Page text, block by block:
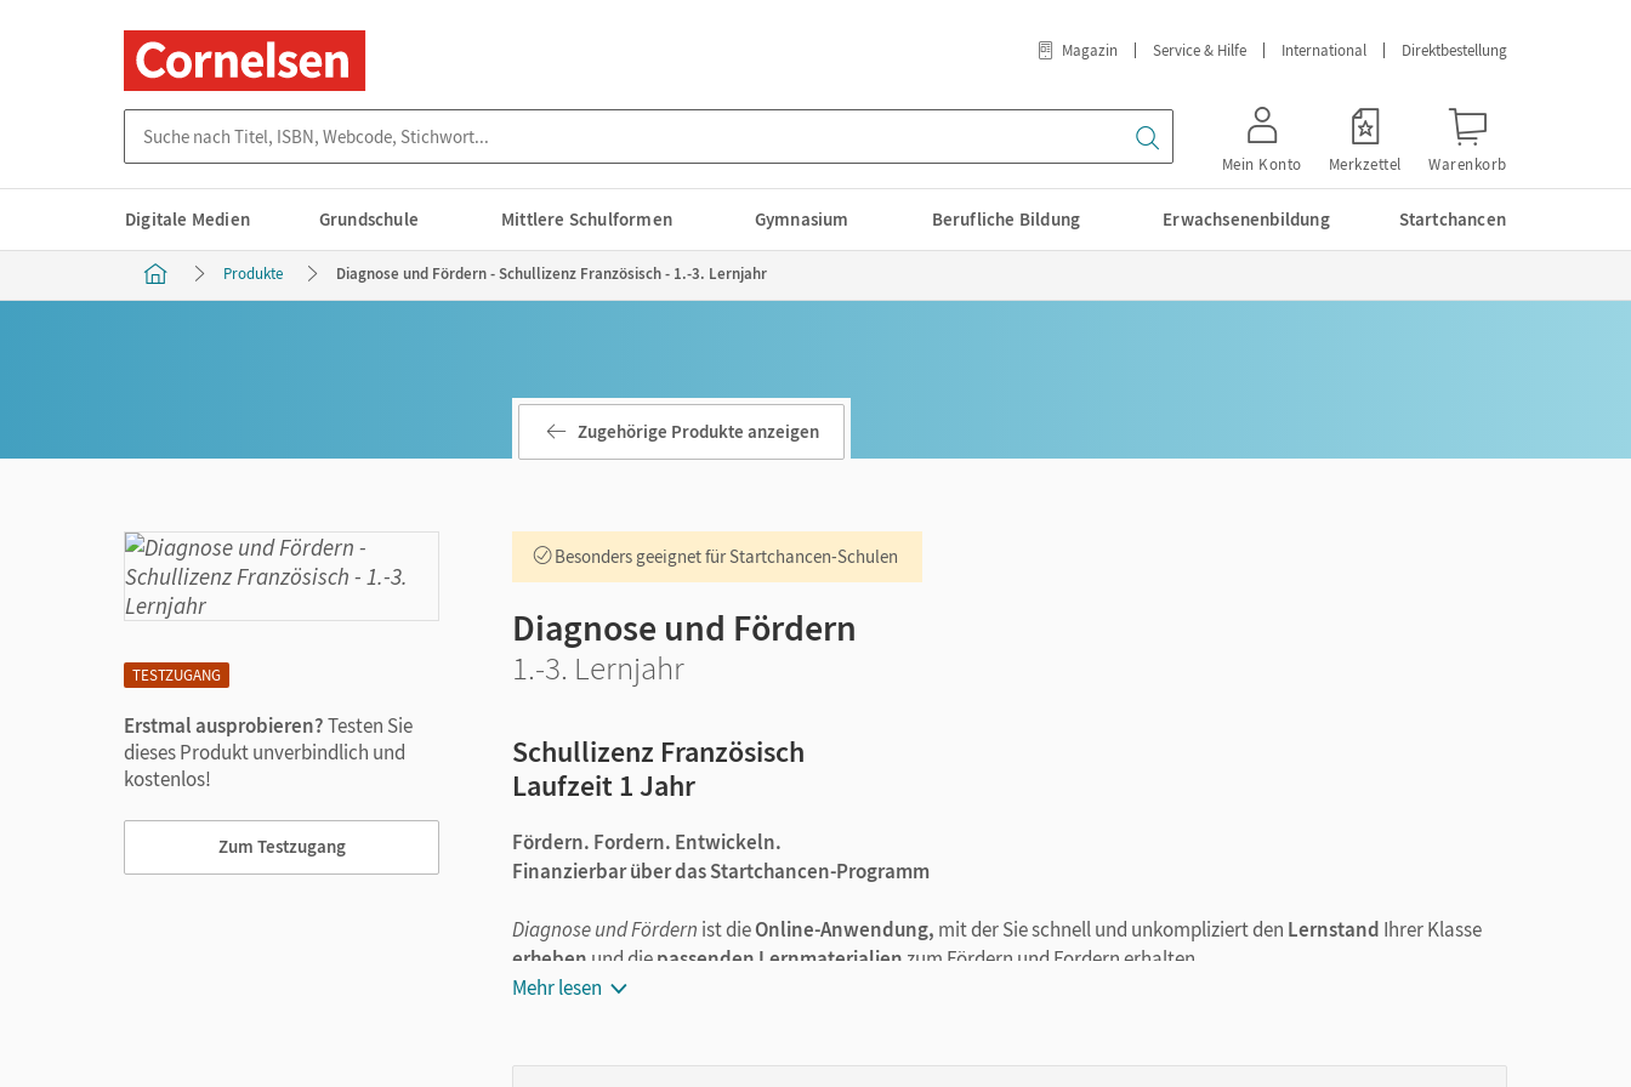
Magazin Service & Hilfe International Direktbestellung
Mein Konto Merkzettel Warenkorb
Digitale Medien Grundschule Mittlere Schulformen Gymnasium Berufliche Bildung Erwachsenenbildung Startchancen
Produkte Diagnose und Fördern - Schullizenz Französisch - 1.-3. Lernjahr
TESTZUGANG
Erstmal ausprobieren?Testen Sie
dieses Produkt unverbindlich und
kostenlos!
Zum Testzugang
Zugehörige Produkte anzeigen
Besonders geeignet für Startchancen-Schulen
Diagnose und Fördern
1.-3. Lernjahr
Schullizenz Französisch
Laufzeit 1 Jahr
Fördern. Fordern. Entwickeln.
Finanzierbar über das Startchancen-Programm
Diagnose und Fördern ist dieOnline-Anwendung, mit der Sie schnell und unkompliziert den Lernstand Ihrer Klasse
erheben und diepassenden Lernmaterialien zum Fördern und Fordern erhalten.
Vorgefertigte Lernstandsanalysen verschaffen Ihnenohne Korrekturaufwandeinen Überblick über den
Mehr lesen